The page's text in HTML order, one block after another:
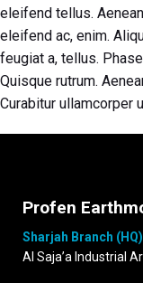
eleifend tellus.
eleifend ac, enim.
feugiat a, tellus.
Quisque rutrum.
Curabitur ullamcorper
Profen
Sharjah Branch (HQ)
Al Saja’a Industrial